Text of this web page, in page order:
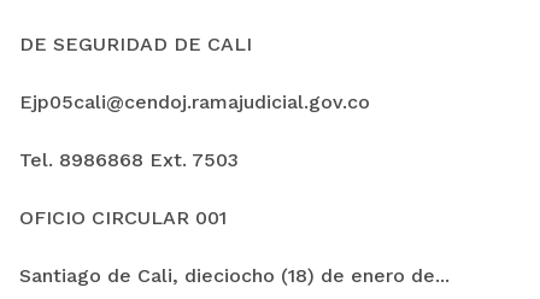
DE SEGURIDAD DE CALI
Ejp05cali@cendoj.ramajudicial.gov.co
Tel. 8986868 Ext. 7503
OFICIO CIRCULAR 001
Santiago de Cali, dieciocho (18) de enero de...